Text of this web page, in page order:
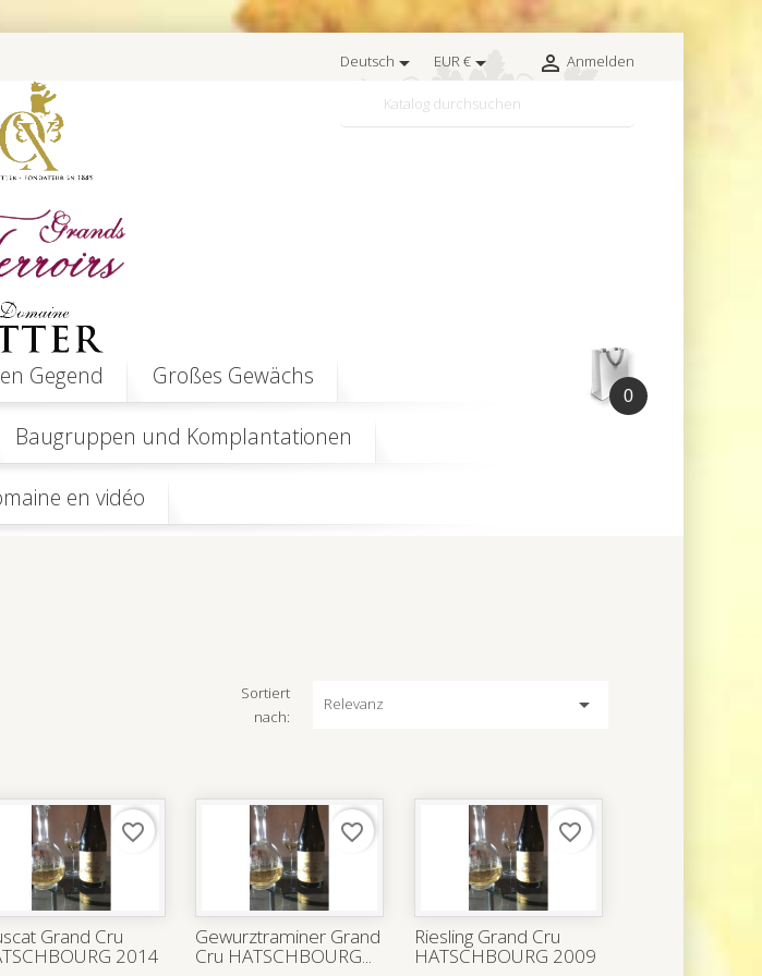
Deutsch EUR €  Anmelden
Gegend Großes Gewächs
Baugruppen und Komplantationen
en vidéo
0
Sortiert
nach:
Relevanz 
Grand Cru
2014
favorite_border
Gewurztraminer Grand
Cru HATSCHBOURG...
favorite_border
Riesling Grand Cru
HATSCHBOURG 2009
favorite_border